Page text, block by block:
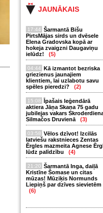
JAUNĀKAIS
17:44 Šarmantā Bišu
PirtsMājas sirds un dvēsele
Elena Gradovska kopā ar
hokeja zvaigzni Daugaviņu
ielūdz!
(5)
04:44 Kā izmantot bezriska
griezienus jaunajiem
klientiem, lai uzlabotu savu
spēles pieredzi?
(2)
15:08 Īpašais leģendārā
aktiera Jāņa Skaņa 75 gadu
jubilejas vakars
Silmačos Druvienā
(3)
03:58 Vēlos dzīvot! Izcilās
latviešu rakstnieces Zentas
Ērgles mazmeita Agnese
lūdz palīdzību
(4)
21:20 Šarmantā Inga, daiļā
Kristīne Šomase un citas
mūzas! Mūziķis Normunds
Liepiņš par dzīves sievietēm
(6)